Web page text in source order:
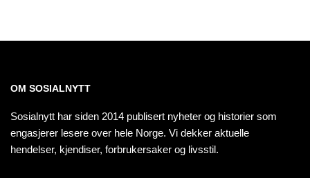
OM SOSIALNYTT
Sosialnytt har siden 2014 publisert nyheter og historier som
engasjerer lesere over hele Norge. Vi dekker aktuelle
hendelser, kjendiser, forbrukersaker og livsstil.